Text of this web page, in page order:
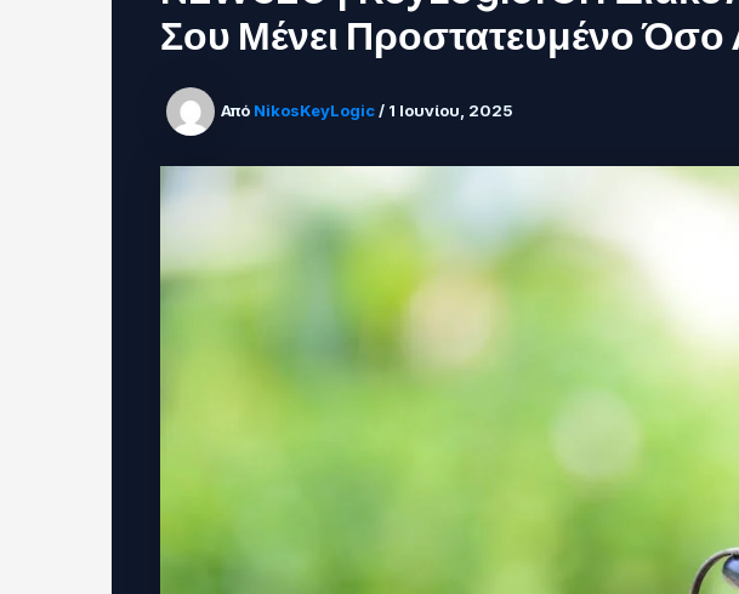
Σου Μένει Προστατευμένο Όσο
Από NikosKeyLogic/ 1 Ιουνίου, 2025